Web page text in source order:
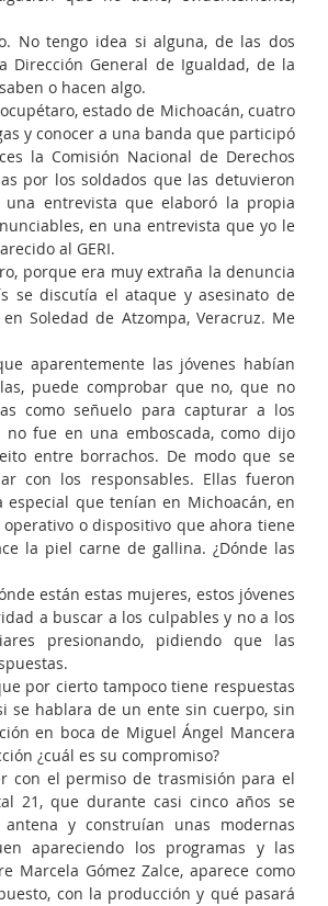
No tengo idea si alguna, de las dos
General de Igualdad, de la
o hacen algo.
estado de Michoacán, cuatro
y conocer a una banda que participó
la Comisión Nacional de Derechos
por los soldados que las detuvieron
una entrevista que elaboró la propia
en una entrevista que yo le
al GERI.
porque era muy extraña la denuncia
se discutía el ataque y asesinato de
Soledad de Atzompa, Veracruz. Me
aparentemente las jóvenes habían
puede comprobar que no, que no
como señuelo para capturar a los
fue en una emboscada, como dijo
entre borrachos. De modo que se
con los responsables. Ellas fueron
que tenían en Michoacán, en
o dispositivo que ahora tiene
la piel carne de gallina. ¿Dónde las
están estas mujeres, estos jóvenes
a buscar a los culpables y no a los
presionando, pidiendo que las
por cierto tampoco tiene respuestas
se hablara de un ente sin cuerpo, sin
en boca de Miguel Ángel Mancera
¿cuál es su compromiso?
con el permiso de trasmisión para el
21, que durante casi cinco años se
y construían unas modernas
apareciendo los programas y las
Marcela Gómez Zalce, aparece como
con la producción y qué pasará